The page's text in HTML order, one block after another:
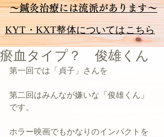
～鍼灸治療には流派があります～
KYT・KXT整体についてはこちら
瘀血タイプ？ 俊雄くん
第一回では「貞子」さんを
第二回はみんなが嫌いな「俊雄くん」
です。
ホラー映画でもかなりのインパクトを